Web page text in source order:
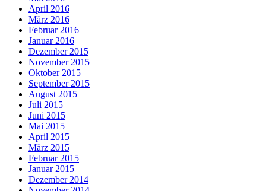
April 2016
März 2016
Februar 2016
Januar 2016
Dezember 2015
November 2015
Oktober 2015
September 2015
August 2015
Juli 2015
Juni 2015
Mai 2015
April 2015
März 2015
Februar 2015
Januar 2015
Dezember 2014